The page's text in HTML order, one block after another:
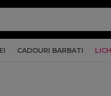
CADOURI BARBATI